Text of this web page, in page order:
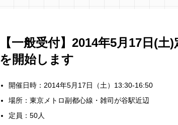
【一般受付】2014年5月17日(
を開始します
開催日時：2014年5月17日（土）13:30-16:50
場所：東京メトロ副都心線・雑司が谷駅近辺
定員：50人